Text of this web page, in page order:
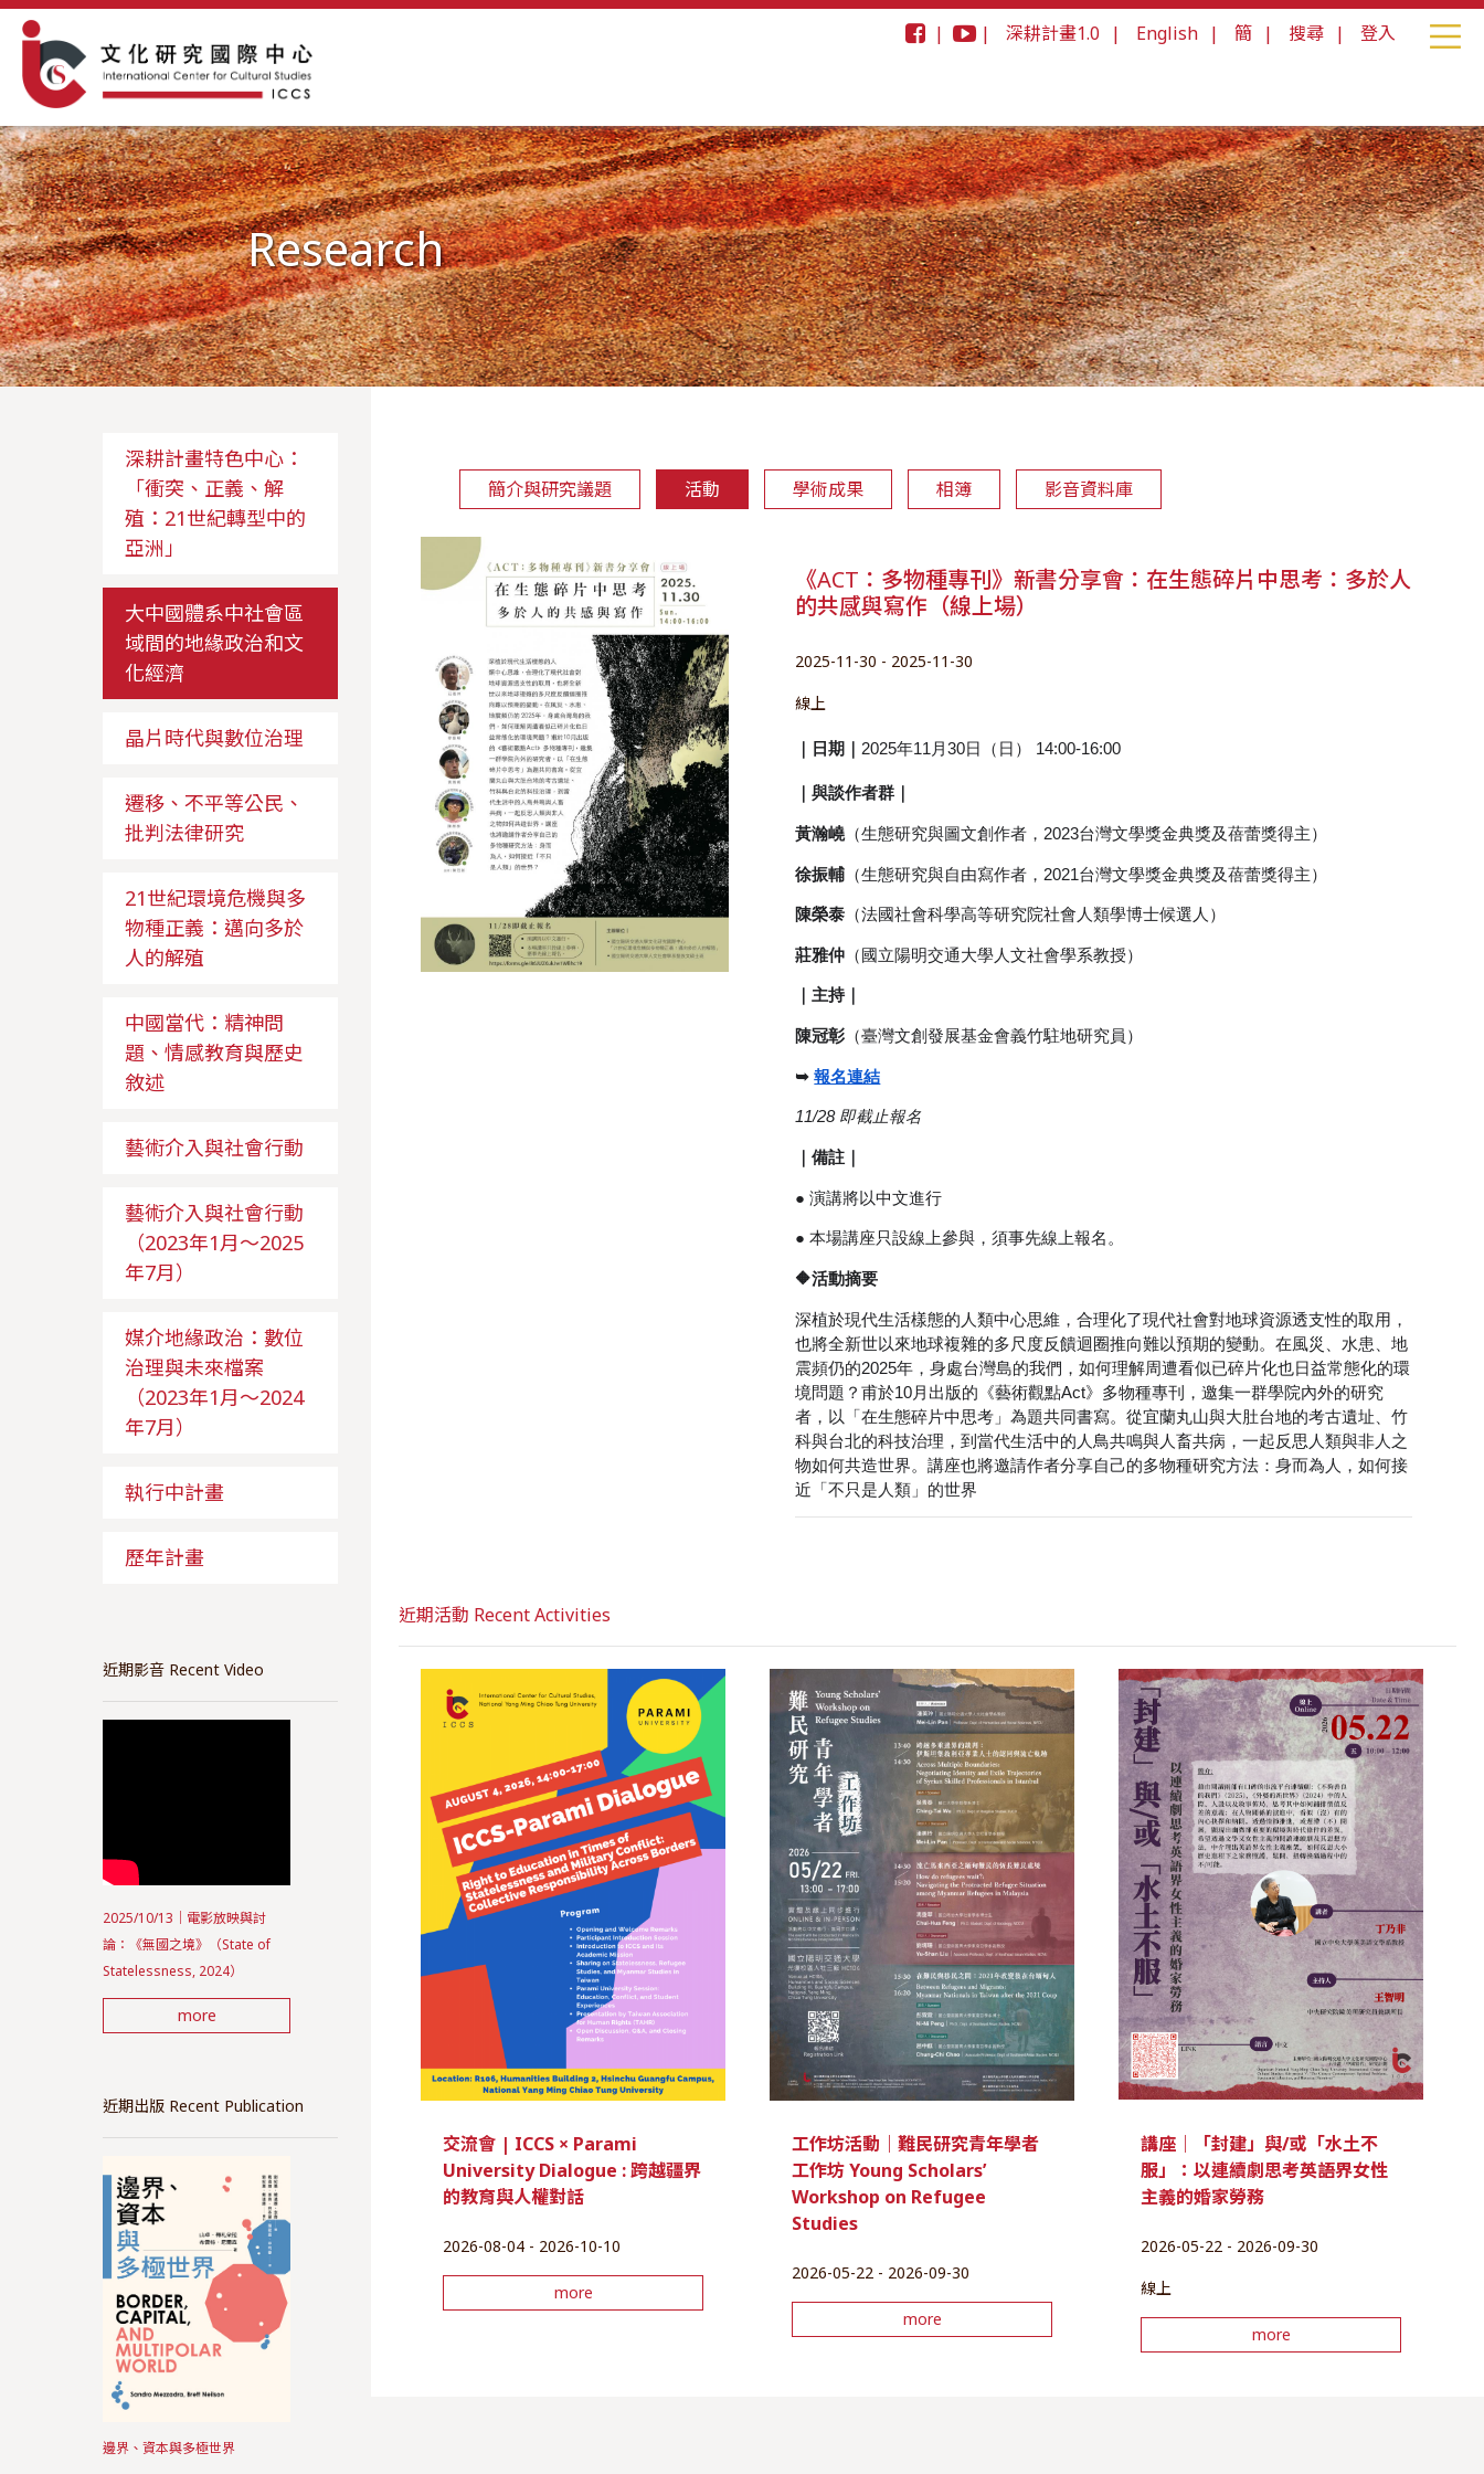
| | 深耕計畫1.0 | English | 簡 | 搜尋 | 登入
Research
深耕計畫特色中心：
「衝突、正義、解
殖：21世紀轉型中的
亞洲」
大中國體系中社會區
域間的地緣政治和文
化經濟
晶片時代與數位治理
遷移、不平等公民、
批判法律研究
21世紀環境危機與多
物種正義：邁向多於
人的解殖
中國當代：精神問
題、情感教育與歷史
敘述
藝術介入與社會行動
藝術介入與社會行動
（2023年1月～2025
年7月）
媒介地緣政治：數位
治理與未來檔案
（2023年1月～2024
年7月）
執行中計畫
歷年計畫
近期影音 Recent Video
2025/10/13｜電影放映與討
論：《無國之境》（State of
Statelessness, 2024）
more
近期出版 Recent Publication
邊界、資本與多極世界
簡介與研究議題 活動 學術成果 相簿 影音資料庫
《ACT：多物種專刊》新書分享會：在生態碎片中思考：多於人
的共感與寫作（線上場）
2025-11-30 - 2025-11-30
線上
｜日期｜ 2025年11月30日（日） 14:00-16:00
｜與談作者群｜
黃瀚嶢（生態研究與圖文創作者，2023台灣文學獎金典獎及蓓蕾獎得主）
徐振輔 （生態研究與自由寫作者，2021台灣文學獎金典獎及蓓蕾獎得主）
陳榮泰 （法國社會科學高等研究院社會人類學博士候選人）
莊雅仲 （國立陽明交通大學人文社會學系教授）
｜主持｜
陳冠彰 （臺灣文創發展基金會義竹駐地研究員）
➥ 報名連結
11/28 即截止報名
｜備註｜
● 演講將以中文進行
● 本場講座只設線上參與，須事先線上報名。
🔶活動摘要
深植於現代生活樣態的人類中心思維，合理化了現代社會對地球資源透支性的取用，
也將全新世以來地球複雜的多尺度反饋迴圈推向難以預期的變動。在風災、水患、地
震頻仍的2025年，身處台灣島的我們，如何理解周遭看似已碎片化也日益常態化的環
境問題？甫於10月出版的《藝術觀點Act》多物種專刊，邀集一群學院內外的研究
者，以「在生態碎片中思考」為題共同書寫。從宜蘭丸山與大肚台地的考古遺址、竹
科與台北的科技治理，到當代生活中的人鳥共鳴與人畜共病，一起反思人類與非人之
物如何共造世界。講座也將邀請作者分享自己的多物種研究方法：身而為人，如何接
近「不只是人類」的世界
近期活動 Recent Activities
交流會 | ICCS × Parami
University Dialogue : 跨越疆界
的教育與人權對話
2026-08-04 - 2026-10-10
more
工作坊活動｜難民研究青年學者
工作坊 Young Scholars’
Workshop on Refugee
Studies
2026-05-22 - 2026-09-30
more
講座｜「封建」與/或「水土不
服」：以連續劇思考英語界女性
主義的婚家勞務
2026-05-22 - 2026-09-30
線上
more